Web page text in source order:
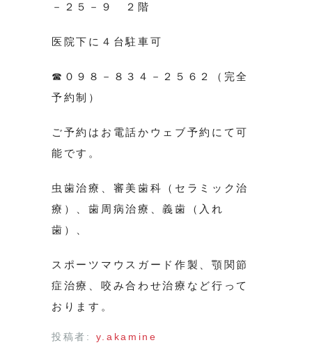
－２５－９ ２階
医院下に４台駐車可
☎０９８－８３４－２５６２（完全
予約制）
ご予約はお電話かウェブ予約にて可
能です。
虫歯治療、審美歯科（セラミック治
療）、歯周病治療、義歯（入れ
歯）、
スポーツマウスガード作製、顎関節
症治療、咬み合わせ治療など行って
おります。
投稿者: y.akamine